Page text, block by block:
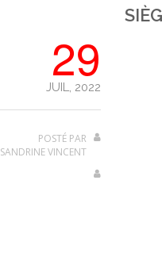
29
JUIL, 2022
POSTÉ PAR
SANDRINE VINCENT